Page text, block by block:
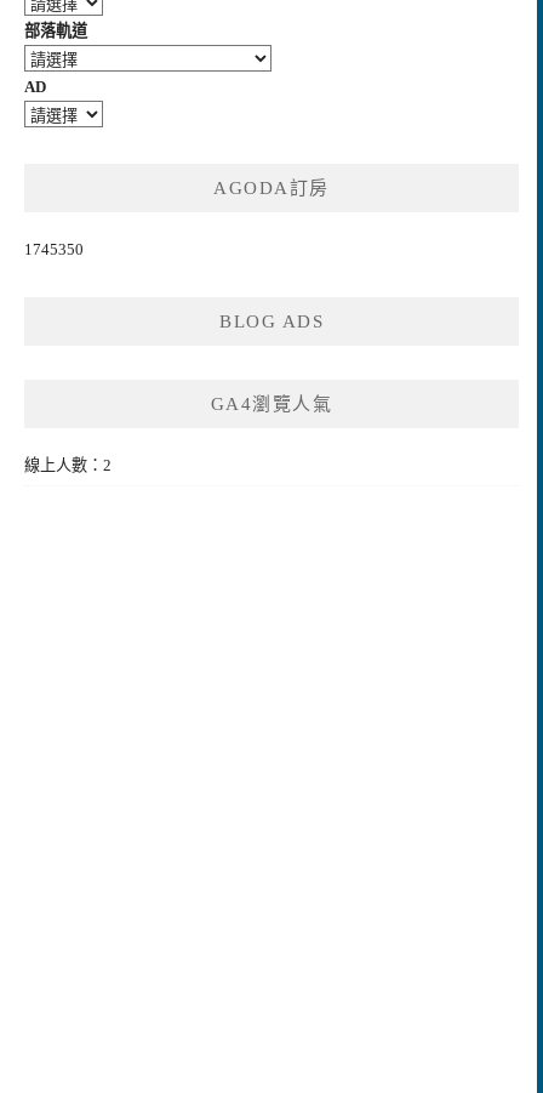
部落軌道
AD
AGODA訂房
1745350
BLOG ADS
GA4瀏覽人氣
線上人數：2